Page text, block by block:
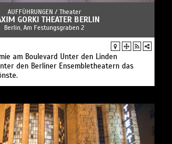
AUFFÜHRUNGEN / Theater
GORKI THEATER BERLIN
Berlin, Am Festungsgraben 2
am Boulevard Unter den Linden
den Berliner Ensembletheatern das